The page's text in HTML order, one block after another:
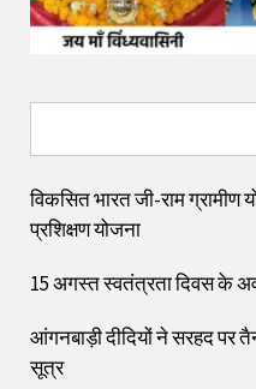
विकसित भारत जी-राम ग्रामीण
प्रशिक्षण योजना
15 अगस्त स्वतंत्रता दिवस के
आंगनबाड़ी दीदियों ने सरहद पर
सूत्र